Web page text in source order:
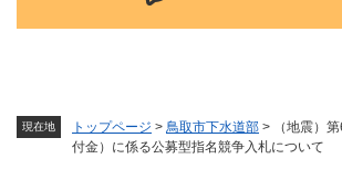
現在地 トップページ > 鳥取市下水道部 >
（地震）
付金）に係る公募型指名競争入札について